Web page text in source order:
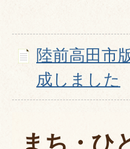
陸前高田市
成しました
まち・ひ